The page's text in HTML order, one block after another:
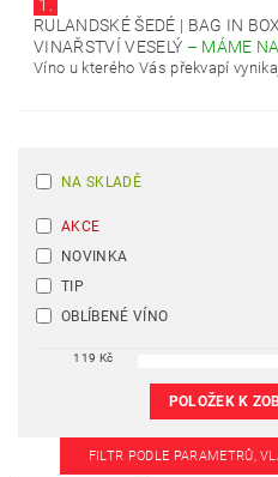
1.
RULANDSKÉ ŠEDÉ | BAG IN
VINAŘSTVÍ VESELÝ – MÁME
Víno u kterého Vás překvapí
NA SKLADĚ
AKCE
NOVINKA
TIP
OBLÍBENÉ VÍNO
119 Kč
POLOŽEK K
FILTR PODLE PARAMETRŮ,